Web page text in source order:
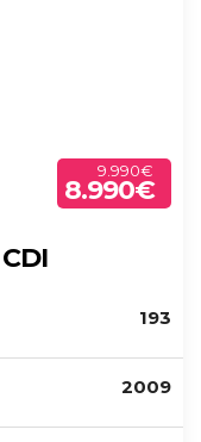
9.990€
8.990€
193
2009